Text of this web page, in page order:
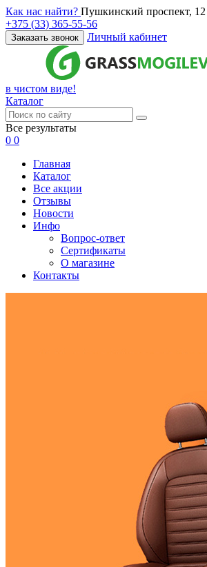
Как нас найти? Пушкинский проспект,
+375 (33) 365-55-56
Заказать звонок Личный кабинет
в чистом виде!
Каталог
Все результаты
0 0
Главная
Каталог
Все акции
Отзывы
Новости
Инфо
Вопрос-ответ
Сертификаты
О магазине
Контакты